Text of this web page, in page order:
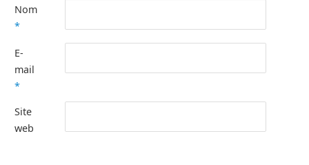
Nom
*
E-
mail
*
Site
web